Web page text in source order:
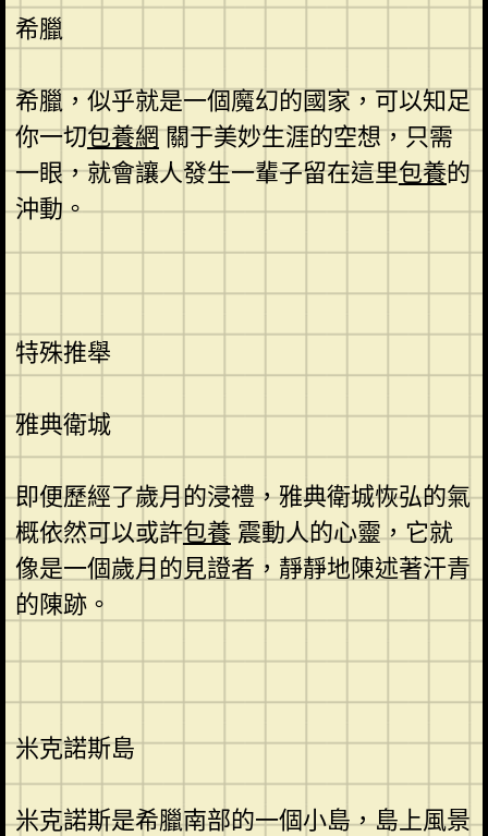
希臘
希臘，似乎就是一個魔幻的國家，可以知足
你一切包養網關于美妙生涯的空想，只需
一眼，就會讓人發生一輩子留在這里包養的
沖動。
特殊推舉
雅典衛城
即便歷經了歲月的浸禮，雅典衛城恢弘的氣
概依然可以或許包養震動人的心靈，它就
像是一個歲月的見證者，靜靜地陳述著汗青
的陳跡。
米克諾斯島
米克諾斯是希臘南部的一個小島，島上風景